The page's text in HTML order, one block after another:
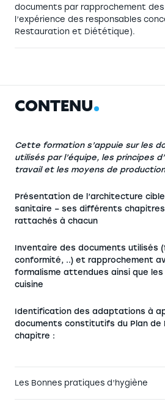
documents par rapprochement
l’expérience des responsables
Restauration et Diététique).
CONTENU
Cette formation s’appuie sur les
utilisés par l’équipe, les principes
travail et les moyens de
Présentation de l’architecture
sanitaire – ses différents
rattachés à chacun
Inventaire des documents utilisés
conformité, ..) et rapprochement
formalisme attendues ainsi que
cuisine
Identification des adaptations à
documents constitutifs du Plan de
chapitre :
Les Bonnes pratiques d’hygiène